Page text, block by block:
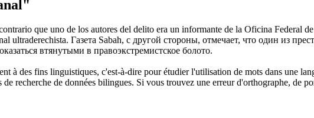
que uno de los autores del delito era un informante de la Oficina Federal
ultraderechista. Газета Sabah, с другой стороны, отмечает, что один из
втянутыми в правоэкстремистское болото.
à des fins linguistiques, c'est-à-dire pour étudier l'utilisation de mots dans une
de recherche de données bilingues. Si vous trouvez une erreur d'orthographe,